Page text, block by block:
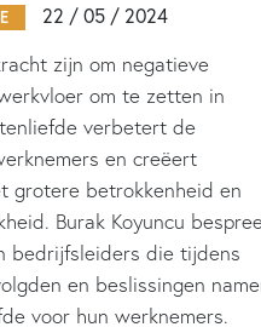
22 / 05 / 2024
zijn om negatieve
om te zetten in
verbetert de
en creëert
grotere betrokkenheid en
Burak Koyuncu
bedrijfsleiders die tijdens
en beslissingen
voor hun werknemers.